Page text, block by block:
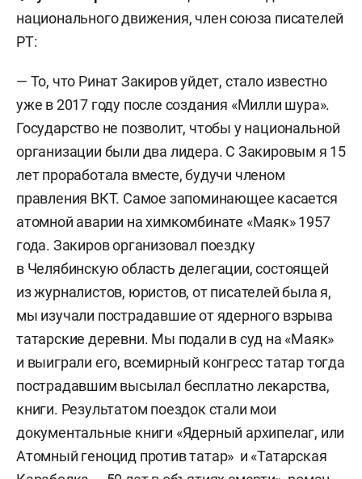
национального движения, член союза писателей
РТ:
— То, что Ринат Закиров уйдет, стало известно
уже в 2017 году после создания «Милли шура».
Государство не позволит, чтобы у национальной
организации были два лидера. С Закировым я 15
лет проработала вместе, будучи членом
правления ВКТ. Самое запоминающее касается
атомной аварии на химкомбинате «Маяк» 1957
года. Закиров организовал поездку
в Челябинскую область делегации, состоящей
из журналистов, юристов, от писателей была я,
мы изучали пострадавшие от ядерного взрыва
татарские деревни. Мы подали в суд на «Маяк»
и выиграли его, всемирный конгресс татар тогда
пострадавшим высылал бесплатно лекарства,
книги. Результатом поездок стали мои
документальные книги «Ядерный архипелаг, или
Атомный геноцид против татар» и «Татарская